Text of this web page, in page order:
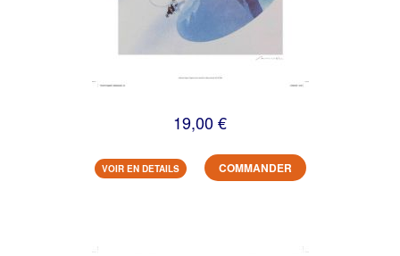
19,00 €
VOIR EN DETAILS COMMANDER